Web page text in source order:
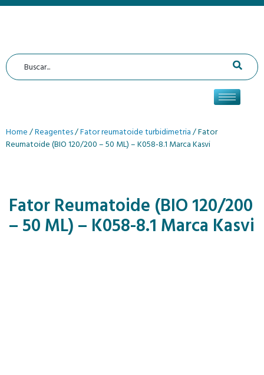
Home/Reagentes/Fator reumatoide turbidimetria/ Fator
Reumatoide (BIO 120/200 – 50 ML) – K058-8.1 Marca Kasvi
Fator Reumatoide (BIO 120/200
– 50 ML) – K058-8.1 Marca Kasvi